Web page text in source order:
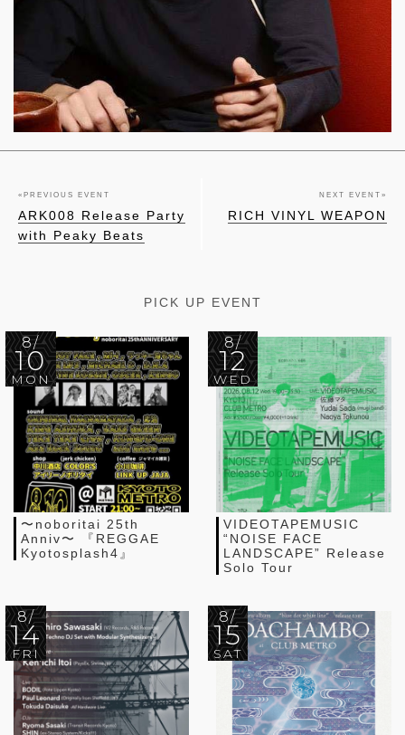
« PREVIOUS EVENT
ARK008 Release Party
with Peaky Beats
NEXT EVENT »
RICH VINYL WEAPON
PICK UP EVENT
8/
10
MON
〜noboritai 25th
Anniv〜 『REGGAE
Kyotosplash4』
8/
12
WED
VIDEOTAPEMUSIC
“NOISE FACE
LANDSCAPE” Release
Solo Tour
8/
14
FRI
8/
15
SAT